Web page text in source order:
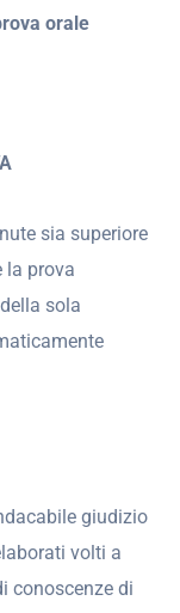
orale
sia superiore
la prova
sola
giudizio
volti a
conoscenze di